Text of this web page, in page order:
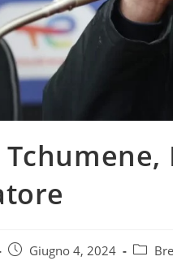
Giugno 4, 2024